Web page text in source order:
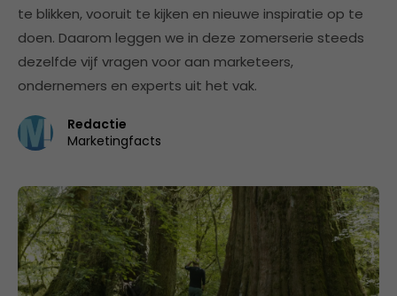
te blikken, vooruit te kijken en nieuwe inspiratie op te
doen. Daarom leggen we in deze zomerserie steeds
dezelfde vijf vragen voor aan marketeers,
ondernemers en experts uit het vak.
Redactie
Marketingfacts